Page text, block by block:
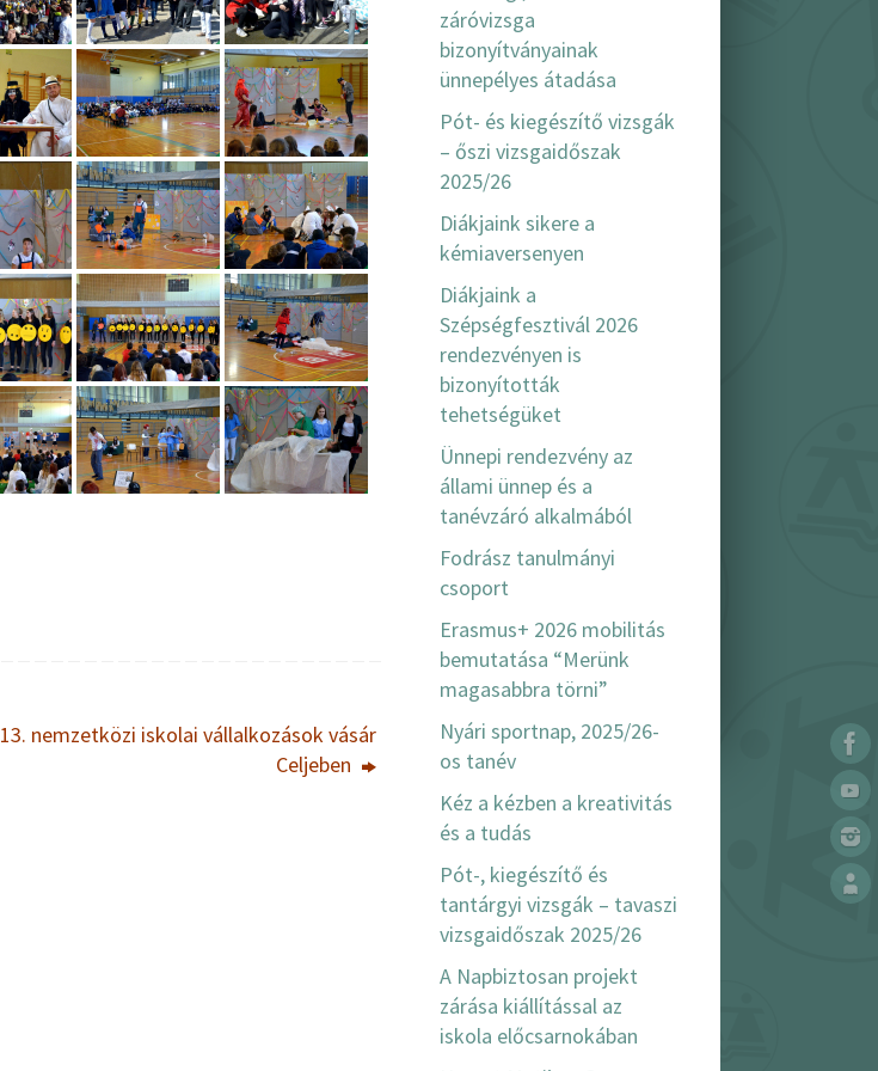
13. nemzetközi iskolai vállalkozások vásár
Celjeben
záróvizsga
bizonyítványainak
ünnepélyes átadása
Pót- és kiegészítő vizsgák
– őszi vizsgaidőszak
2025/26
Diákjaink sikere a
kémiaversenyen
Diákjaink a
Szépségfesztivál 2026
rendezvényen is
bizonyították
tehetségüket
Ünnepi rendezvény az
állami ünnep és a
tanévzáró alkalmából
Fodrász tanulmányi
csoport
Erasmus+ 2026 mobilitás
bemutatása “Merünk
magasabbra törni”
Nyári sportnap, 2025/26-
os tanév
Kéz a kézben a kreativitás
és a tudás
Pót-, kiegészítő és
tantárgyi vizsgák – tavaszi
vizsgaidőszak 2025/26
A Napbiztosan projekt
zárása kiállítással az
iskola előcsarnokában